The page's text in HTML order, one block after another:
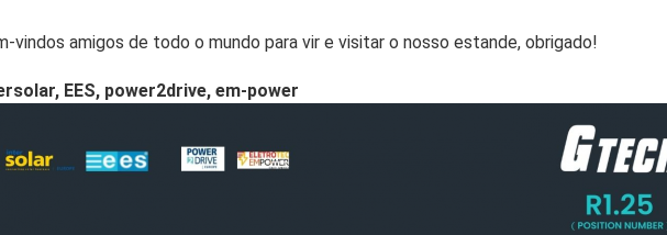
vindos amigos de todo o mundo para vir e visitar o nosso estande, obrigado!
EES, power2drive, em-power